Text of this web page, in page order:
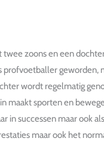
zoons en een
geworden,
wordt regelmatig
maakt sporten en
in successen maar ook
maar ook het